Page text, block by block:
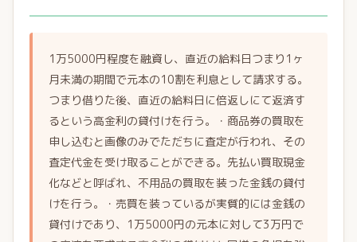
1万5000円程度を融資し、直近の給料日つまり1ヶ
月未満の期間で元本の10割を利息として請求する。
つまり借りた後、直近の給料日に倍返しにて返済す
るという高金利の貸付けを行う。・商品券の買取を
申し込むと画像のみでただちに査定が行われ、その
査定代金を受け取ることができる。先払い買取現金
化などと呼ばれ、不用品の買取を装った金銭の貸付
けを行う。・売買を装っているが実質的には金銭の
貸付けであり、1万5000円の元本に対して3万円で